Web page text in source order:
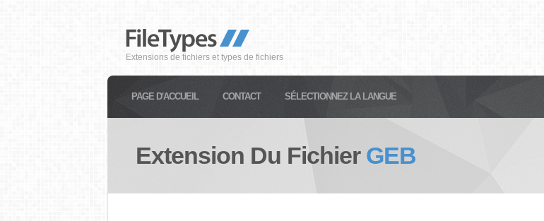
Extensions de fichiers et types de fichiers
PAGE D'ACCUEIL CONTACT SÉLECTIONNEZ LA LANGUE
Extension Du Fichier GEB